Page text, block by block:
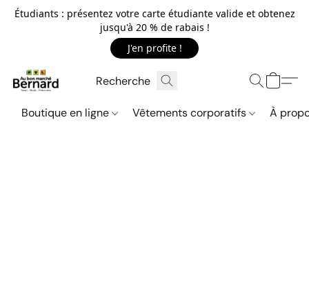
Étudiants : présentez votre carte étudiante valide et obtenez
jusqu'à 20 % de rabais !
J'en profite !
Boutique en ligne Vêtements corporatifs À